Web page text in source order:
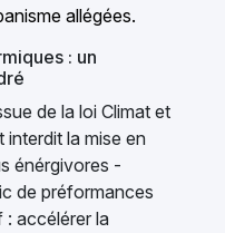
allégées.
: un
de la loi Climat et
interdit la mise en
énérgivores -
de préformances
accélérer la